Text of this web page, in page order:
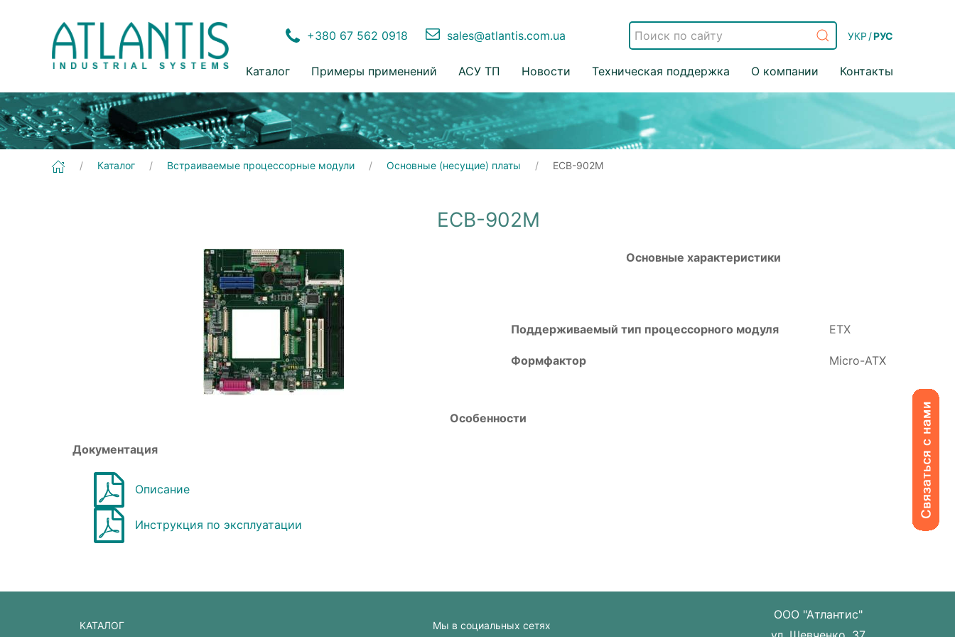
+380 67 562 0918 sales@atlantis.com.ua УКР /РУС
Каталог Примеры применений АСУ ТП Новости Техническая поддержка О компании Контакты
Каталог Встраиваемые процессорные модули Основные (несущие) платы ECB-902M
ECB-902M
Основные характеристики
Поддерживаемый тип процессорного модуля ETX
Формфактор Micro-ATX
Особенности
Документация
Описание
Инструкция по эксплуатации
КАТАЛОГ Мы в социальных сетях
ООО "Атлантис"